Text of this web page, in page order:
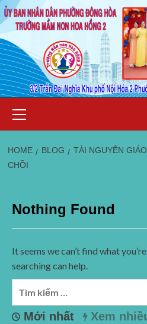
content
Menu
HOME BLOG TÀI NGUYÊN
CHỒI
Nothing Found
It seems we can’t find what
searching can help.
cho:Mới nhất Xem